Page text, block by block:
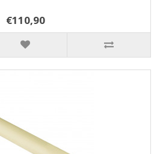
€110,90